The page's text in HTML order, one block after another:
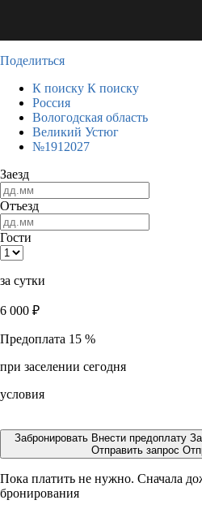
Поделиться
К поиску К поиску
Россия
Вологодская область
Великий Устюг
№1912027
Заезд
Отъезд
Гости
за сутки
6 000 ₽
Предоплата 15 %
при заселении сегодня
условия
Забронировать Внести предоплату
Отправить запрос
Пока платить не нужно. Сначала
бронирования